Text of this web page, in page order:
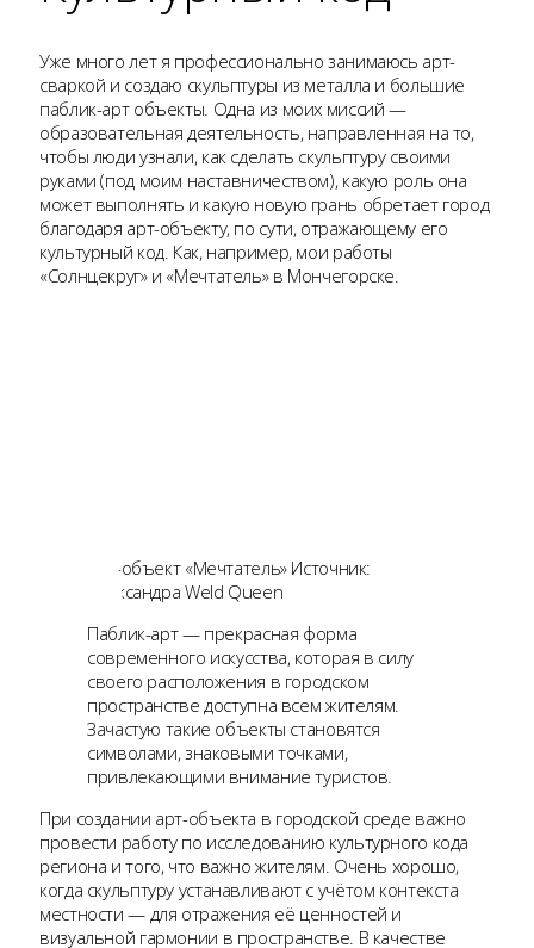
Уже много лет я профессионально занимаюсь арт-
сваркой и создаю скульптуры из металла и большие
паблик-арт объекты. Одна из моих миссий —
образовательная деятельность, направленная на то,
чтобы люди узнали, как сделать скульптуру своими
руками (под моим наставничеством), какую роль она
может выполнять и какую новую грань обретает город
благодаря арт-объекту, по сути, отражающему его
культурный код. Как, например, мои работы
«Солнцекруг» и «Мечтатель» в Мончегорске.
Арт-объект «Мечтатель» Источник:
Александра Weld Queen
Паблик-арт — прекрасная форма
современного искусства, которая в силу
своего расположения в городском
пространстве доступна всем жителям.
Зачастую такие объекты становятся
символами, знаковыми точками,
привлекающими внимание туристов.
При создании арт-объекта в городской среде важно
провести работу по исследованию культурного кода
региона и того, что важно жителям. Очень хорошо,
когда скульптуру устанавливают с учётом контекста
местности — для отражения её ценностей и
визуальной гармонии в пространстве. В качестве